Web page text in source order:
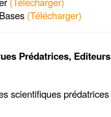
(Télécharger)
Prédatrices, Editeurs
scientifiques prédatrices